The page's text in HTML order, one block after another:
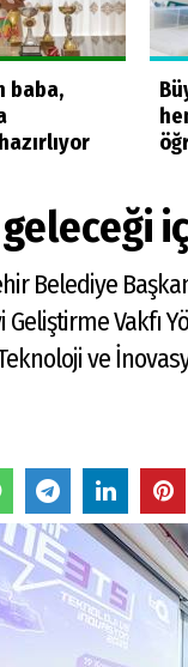
baba,
Belediye
Geliştirme Vakfı
ve